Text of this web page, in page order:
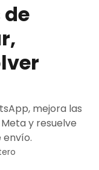
mejora las
y resuelve
envío.